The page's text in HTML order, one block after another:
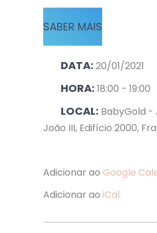
SABER MAIS
DATA: 20/01/2021
HORA: 18:00 - 19:00
LOCAL: BabyGold -
João III, Edifício 2000,
Adicionar ao Google
Adicionar ao iCal